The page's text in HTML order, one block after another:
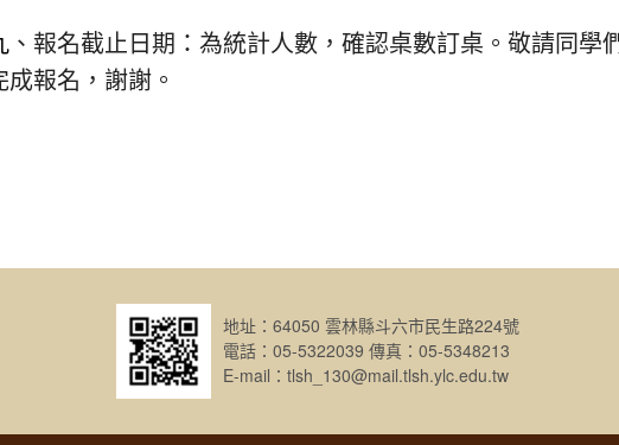
、 報名截止日期：為統計人數，確認桌數訂桌。敬請同學
成報名，謝謝。
地址：64050 雲林縣斗六市民生路224號
電話：05-5322039 傳真：05-5348213
E-mail：tlsh_130@mail.tlsh.ylc.edu.tw